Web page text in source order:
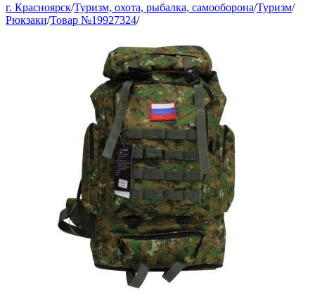
г. Красноярск/Туризм, охота, рыбалка, самооборона/Туризм/
Рюкзаки/Товар №19927324/